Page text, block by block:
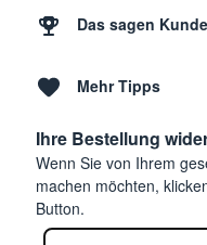
Das sagen
Mehr Tipps
Ihre Bestellung
Wenn Sie von Ihrem
machen möchten,
Button.